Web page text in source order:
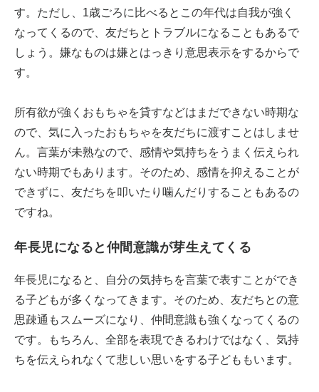
す。ただし、1歳ごろに比べるとこの年代は自我が強く
なってくるので、友だちとトラブルになることもあるで
しょう。嫌なものは嫌とはっきり意思表示をするからで
す。
所有欲が強くおもちゃを貸すなどはまだできない時期な
ので、気に入ったおもちゃを友だちに渡すことはしませ
ん。言葉が未熟なので、感情や気持ちをうまく伝えられ
ない時期でもあります。そのため、感情を抑えることが
できずに、友だちを叩いたり噛んだりすることもあるの
ですね。
年長児になると仲間意識が芽生えてくる
年長児になると、自分の気持ちを言葉で表すことができ
る子どもが多くなってきます。そのため、友だちとの意
思疎通もスムーズになり、仲間意識も強くなってくるの
です。もちろん、全部を表現できるわけではなく、気持
ちを伝えられなくて悲しい思いをする子どももいます。